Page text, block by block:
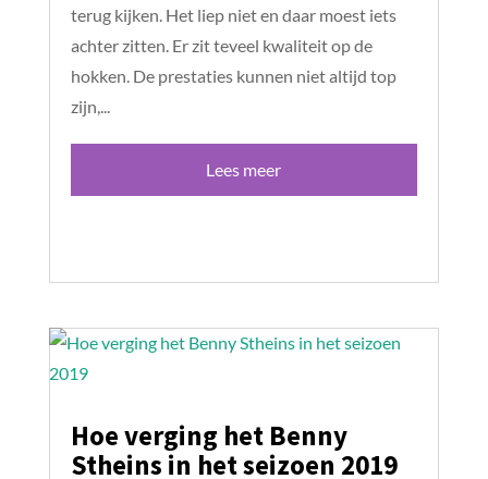
terug kijken. Het liep niet en daar moest iets
achter zitten. Er zit teveel kwaliteit op de
hokken. De prestaties kunnen niet altijd top
zijn,...
Lees meer
Hoe verging het Benny
Stheins in het seizoen 2019